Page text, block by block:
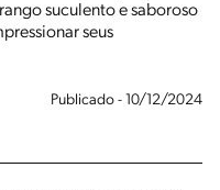
suculento e saboroso
seus
Publicado - 10/12/2024